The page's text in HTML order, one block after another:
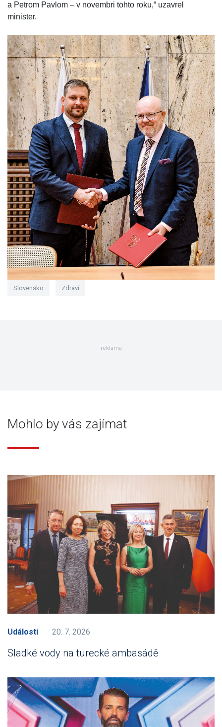
a Petrom Pavlom – v novembri tohto roku,“ uzavrel
minister.
Slovensko Zdraví
reklama
Mohlo by vás zajímat
Události 20. 7. 2026
Sladké vody na turecké ambasádě